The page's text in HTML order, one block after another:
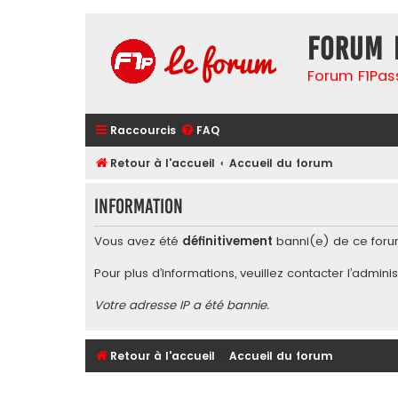
Forum
Forum
Raccourcis FAQ
Retour à l'accueil Accueil du forum
Information
Vous avez été définitivement banni(e) de ce
Pour plus d’informations, veuillez contacter l’
Votre adresse IP a été bannie.
Retour à l'accueil Accueil du forum